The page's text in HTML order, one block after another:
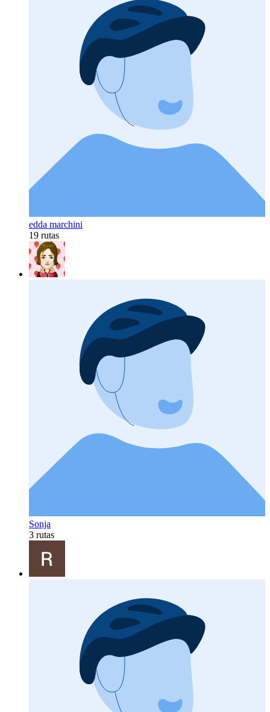
edda marchini
19 rutas
Sonja
3 rutas